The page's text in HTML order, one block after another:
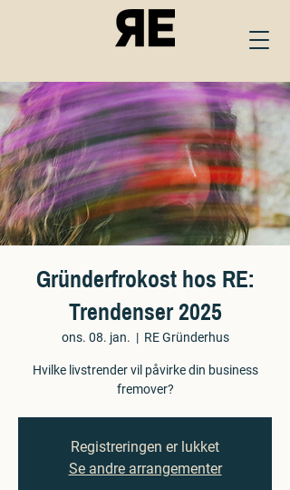
Gründerfrokost hos RE:
Trendenser 2025
ons. 08. jan.
  |
RE Gründerhus
Hvilke livstrender vil påvirke din business
fremover?
Registreringen er lukket
Se andre arrangementer